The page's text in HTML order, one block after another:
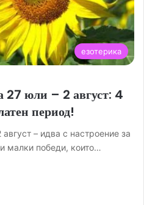
езотерика
27 юли – 2 август: 4
период!
– идва с настроение за
малки победи, които…